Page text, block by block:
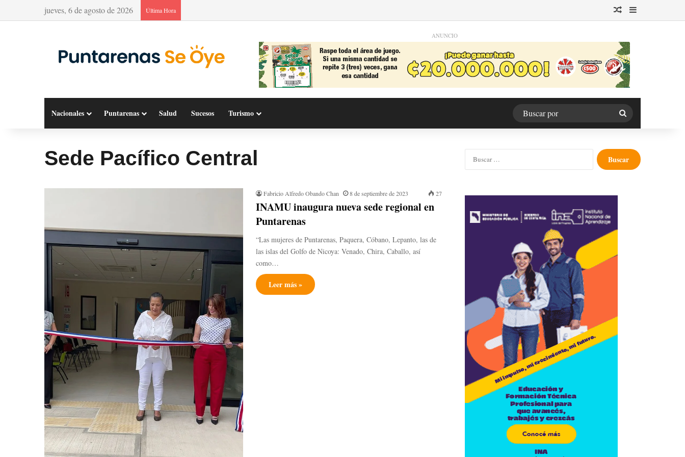
jueves, 6 de agosto de 2026 Última Hora Publicación al azar
Barra lateral
ANUNCIO
Nacionales Puntarenas Salud Sucesos Turismo
Buscar
por
Sede Pacífico Central
Fabricio Alfredo Obando Chan 8 de septiembre de 2023 27
INAMU inaugura nueva sede regional en
Puntarenas
“Las mujeres de Puntarenas, Paquera, Cóbano, Lepanto, las de
las islas del Golfo de Nicoya: Venado, Chira, Caballo, así
como…
Leer más »
Buscar: